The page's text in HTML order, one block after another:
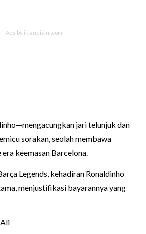
jari telunjuk dan
sorakan, seolah membawa
keemasan Barcelona.
Legends, kehadiran Ronaldinho
menjustifikasi bayarannya yang